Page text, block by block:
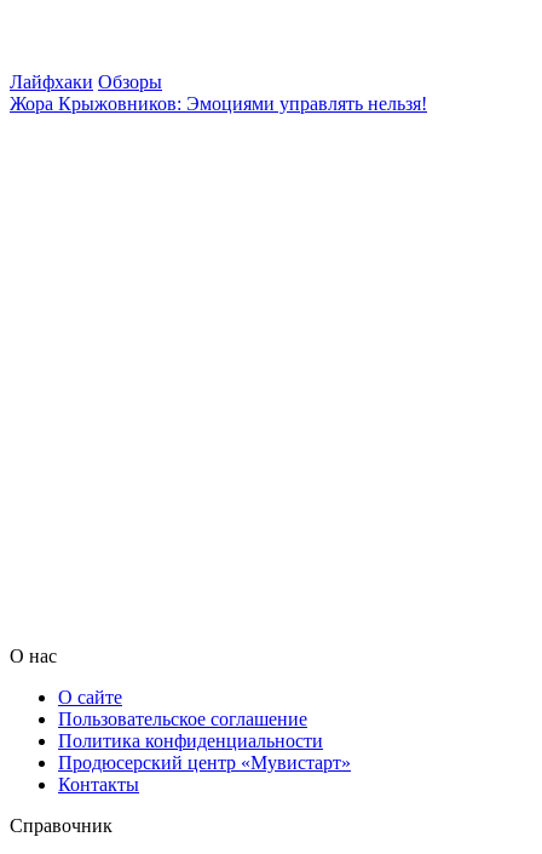
Лайфхаки Обзоры
Жора Крыжовников: Эмоциями управлять нельзя!
О нас
О сайте
Пользовательское соглашение
Политика конфиденциальности
Продюсерский центр «Мувистарт»
Контакты
Справочник